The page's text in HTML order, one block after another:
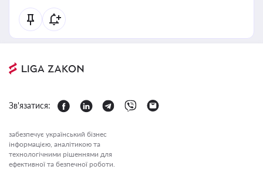
Зв'язатися:
забезпечує український бізнес
інформацією, аналітикою та
технологічними рішеннями для
ефективної та безпечної роботи.